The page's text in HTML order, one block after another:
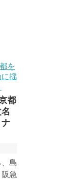
都
島
急